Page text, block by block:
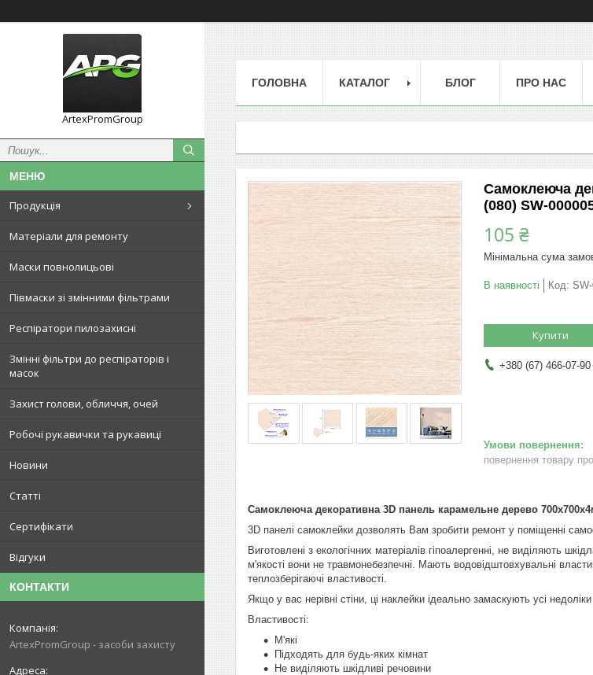
ArtexPromGroup
Продукція
Матеріали для ремонту
Маски повнолицьові
Півмаски зі змінними фільтрами
Респіратори пилозахисні
Змінні фільтри до респіраторів і
масок
Захист голови, обличчя, очей
Робочі рукавички та рукавиці
Новини
Статті
Сертифікати
Відгуки
КОНТАКТИ
ArtexPromGroup - засоби захисту
ГОЛОВНА КАТАЛОГ БЛОГ ПРО НАС
Самоклеюча
(080) SW-
105 ₴
Мінімальна сума
В наявності Код:
Купити
+380 (67) 466-07-90
повернення товару
Самоклеюча декоративна 3D панель карамельне дерево
3D панелі самоклейки дозволять Вам зробити ремонт у поміщенні
Виготовлені з екологічних матеріалів гіпоалергенні, не виділяють
м'якості вони не травмонебезпечні. Мають водовідштовхувальні
теплозберігаючі властивості.
Якщо у вас нерівні стіни, ці наклейки ідеально замаскують усі
Властивості:
М'які
Підходять для будь-яких кімнат
Не виділяють шкідливі речовини